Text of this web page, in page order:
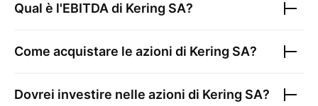
Qual è l'EBITDA di Kering SA?
Come acquistare le azioni di Kering SA?
Dovrei investire nelle azioni di Kering SA?